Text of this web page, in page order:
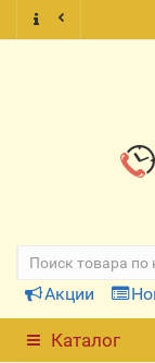
Акции
Каталог